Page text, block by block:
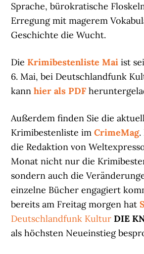
Sprache, bürokratische
Erregung mit magerem
Geschichte die Wucht.
Die Krimibestenliste Mai ist
6. Mai, bei Deutschlandfunk
kannhier als PDF
Außerdem finden Sie die
Krimibestenliste imCrimeMag.
die Redaktion von
Monat nicht nur die
sondern auch die
einzelne Bücher engagiert
bereits am Freitag morgen hat
Deutschlandfunk Kultur DIE
als höchsten Neueinstieg